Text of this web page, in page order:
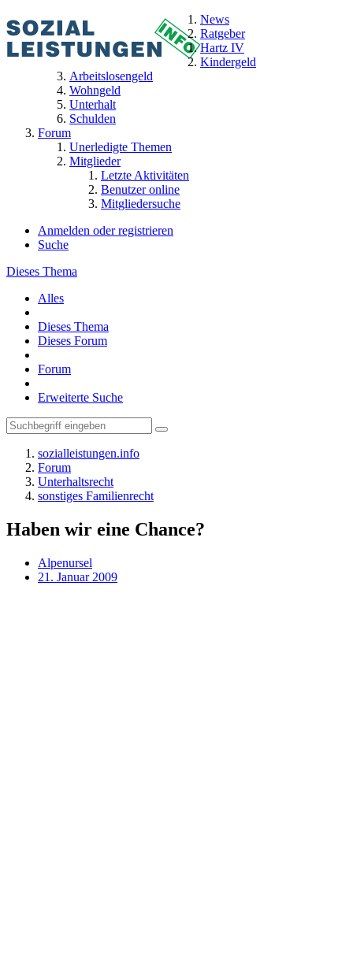
News
Ratgeber
Hartz IV
Kindergeld
Arbeitslosengeld
Wohngeld
Unterhalt
Schulden
Forum
Unerledigte Themen
Mitglieder
Letzte Aktivitäten
Benutzer online
Mitgliedersuche
Anmelden oder registrieren
Suche
Dieses Thema
Alles
Dieses Thema
Dieses Forum
Forum
Erweiterte Suche
sozialleistungen.info
Forum
Unterhaltsrecht
sonstiges Familienrecht
Haben wir eine Chance?
Alpenursel
21. Januar 2009